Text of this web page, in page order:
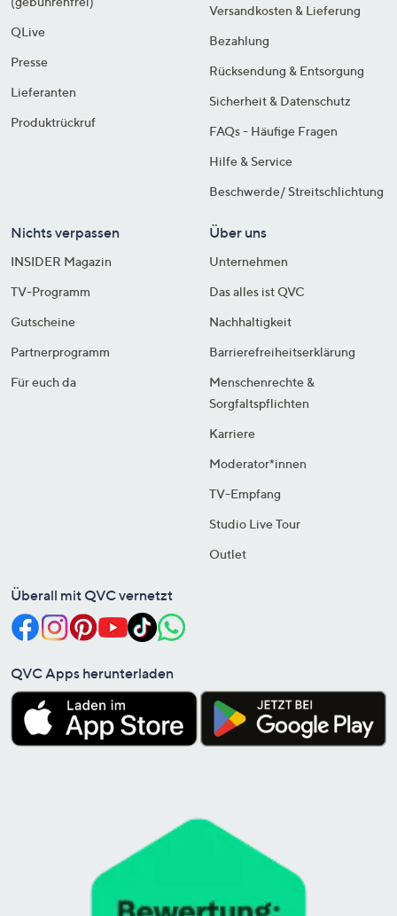
QLive
Presse
Lieferanten
Produktrückruf
Versandkosten & Lieferung
Bezahlung
Rücksendung & Entsorgung
Sicherheit & Datenschutz
FAQs - Häufige Fragen
Hilfe & Service
Beschwerde/ Streitschlichtung
Nichts verpassen
INSIDER Magazin
TV-Programm
Gutscheine
Partnerprogramm
Für euch da
Über uns
Unternehmen
Das alles ist QVC
Nachhaltigkeit
Barrierefreiheitserklärung
Menschenrechte &
Sorgfaltspflichten
Karriere
Moderator*innen
TV-Empfang
Studio Live Tour
Outlet
Überall mit QVC vernetzt
QVC Apps herunterladen